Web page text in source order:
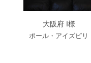
大阪府 I様
ポール・アイズピリ